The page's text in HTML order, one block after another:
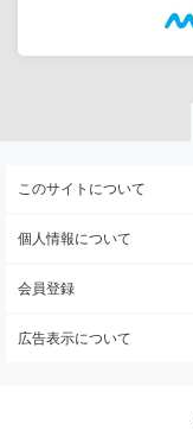
このサイトについて
個人情報について
会員登録
広告表示について